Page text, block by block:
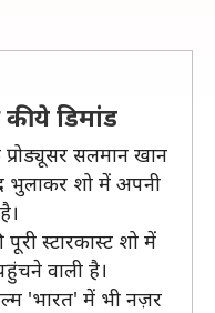
ये डिमांड
सलमान खान
शो में अपनी
स्टारकास्ट शो में
वाली है।
'भारत' में भी नज़र